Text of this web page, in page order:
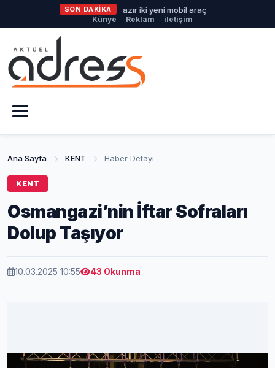
SON DAKİKA
afetlere hazır iki yeni mobil araç
Künye Reklam iletişim
Ana Sayfa KENT Haber Detayı
KENT
Osmangazi’nin İftar Sofraları
Dolup Taşıyor
10.03.2025 10:55 43 Okunma